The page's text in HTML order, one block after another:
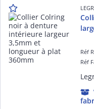
Réf
Réf